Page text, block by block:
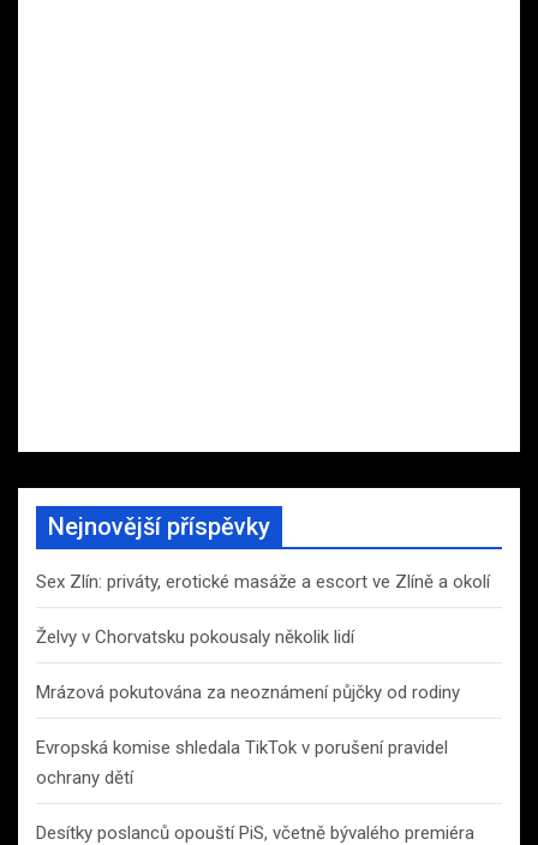
Nejnovější příspěvky
Sex Zlín: priváty, erotické masáže a escort ve Zlíně a okolí
Želvy v Chorvatsku pokousaly několik lidí
Mrázová pokutována za neoznámení půjčky od rodiny
Evropská komise shledala TikTok v porušení pravidel
ochrany dětí
Desítky poslanců opouští PiS, včetně bývalého premiéra